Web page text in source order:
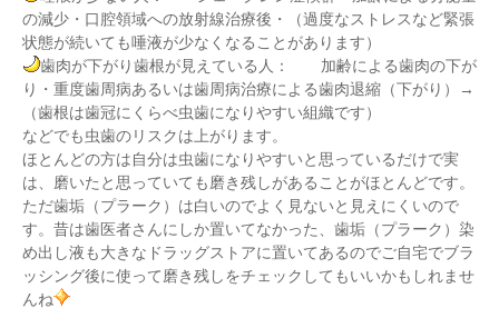
の減少・口腔領域への放射線治療後・（過度なストレスなど緊張
状態が続いても唾液が少なくなることがあります）
歯肉が下がり歯根が見えている人： 加齢による歯肉の下が
り・重度歯周病あるいは歯周病治療による歯肉退縮（下がり）→
（歯根は歯冠にくらべ虫歯になりやすい組織です）
などでも虫歯のリスクは上がります。
ほとんどの方は自分は虫歯になりやすいと思っているだけで実
は、磨いたと思っていても磨き残しがあることがほとんどです。
ただ歯垢（プラーク）は白いのでよく見ないと見えにくいので
す。昔は歯医者さんにしか置いてなかった、歯垢（プラーク）染
め出し液も大きなドラッグストアに置いてあるのでご自宅でブラ
ッシング後に使って磨き残しをチェックしてもいいかもしれませ
んね